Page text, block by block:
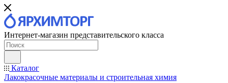
Интернет-магазин представительского класса
Каталог
Лакокрасочные материалы и строительная химия